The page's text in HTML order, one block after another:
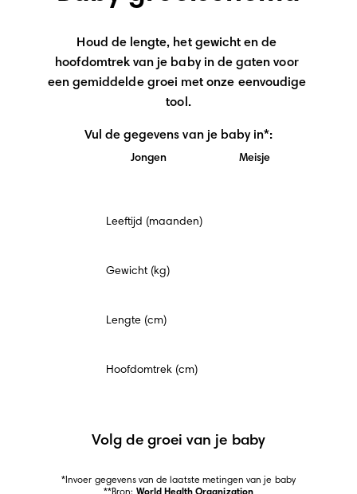
Houd de lengte, het gewicht en de
hoofdomtrek van je baby in de gaten voor
een gemiddelde groei met onze eenvoudige
tool.
Vul de gegevens van je baby in*:
Jongen Meisje
veld
Leeftijd (maanden)
Gewicht (kg)
Lengte (cm)
Hoofdomtrek (cm)
Volg de groei van je baby
*Invoer gegevens van de laatste metingen van je baby